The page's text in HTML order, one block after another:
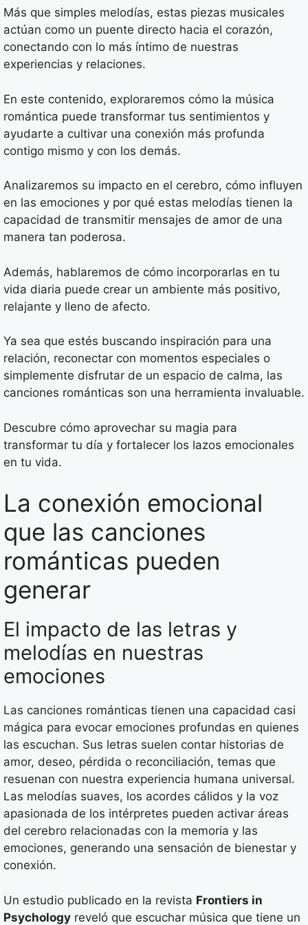
Más que simples melodías, estas piezas musicales
actúan como un puente directo hacia el corazón,
conectando con lo más íntimo de nuestras
experiencias y relaciones.
En este contenido, exploraremos cómo la música
romántica puede transformar tus sentimientos y
ayudarte a cultivar una conexión más profunda
contigo mismo y con los demás.
Analizaremos su impacto en el cerebro, cómo influyen
en las emociones y por qué estas melodías tienen la
capacidad de transmitir mensajes de amor de una
manera tan poderosa.
Además, hablaremos de cómo incorporarlas en tu
vida diaria puede crear un ambiente más positivo,
relajante y lleno de afecto.
Ya sea que estés buscando inspiración para una
relación, reconectar con momentos especiales o
simplemente disfrutar de un espacio de calma, las
canciones románticas son una herramienta invaluable.
Descubre cómo aprovechar su magia para
transformar tu día y fortalecer los lazos emocionales
en tu vida.
La conexión emocional
que las canciones
románticas pueden
generar
El impacto de las letras y
melodías en nuestras
emociones
Las canciones románticas tienen una capacidad casi
mágica para evocar emociones profundas en quienes
las escuchan. Sus letras suelen contar historias de
amor, deseo, pérdida o reconciliación, temas que
resuenan con nuestra experiencia humana universal.
Las melodías suaves, los acordes cálidos y la voz
apasionada de los intérpretes pueden activar áreas
del cerebro relacionadas con la memoria y las
emociones, generando una sensación de bienestar y
conexión.
Un estudio publicado en la revista Frontiers in
Psychology reveló que escuchar música que tiene un